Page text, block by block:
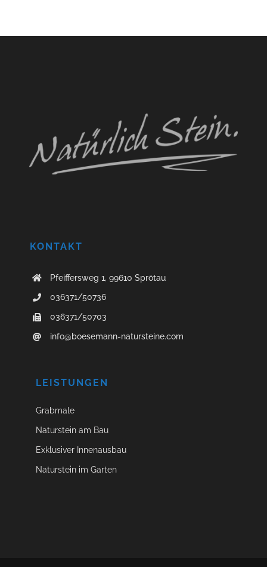
KONTAKT
Pfeiffersweg 1, 99610 Sprötau
036371/50736
036371/50703
info@boesemann-natursteine.com
LEISTUNGEN
Grabmale
Naturstein am Bau
Exklusiver Innenausbau
Naturstein im Garten